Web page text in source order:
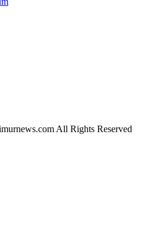
All Rights Reserved